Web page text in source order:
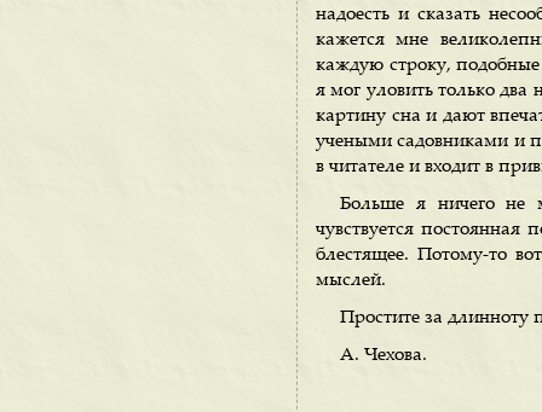
надоесть и сказать
кажется мне
каждую строку,
я мог уловить только
картину сна и дают
учеными садовниками и
в читателе и входит в
Больше я ничего не
чувствуется постоянная
блестящее. Потому-то
мыслей.
Простите за длинноту
А. Чехова.